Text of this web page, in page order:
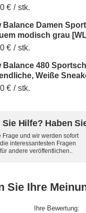
€ / stk.
Balance Damen
modisch grau
€ / stk.
Balance 480
Weiße
€ / stk.
Hilfe? Haben
Frage und wir werden sofort
interessantesten Fragen
andere veröffentlichen..
Sie Ihre
Ihre Bewertung: